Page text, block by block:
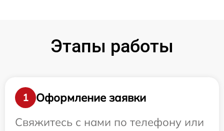
Этапы работы
1
Оформление заявки
Свяжитесь с нами по телефону или